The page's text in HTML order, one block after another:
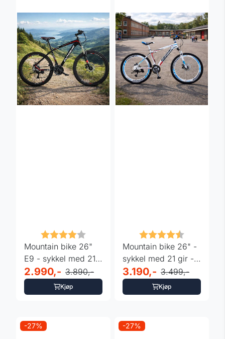
Karakter:
4.0 av 5 mulige
Mountain bike 26"
E9 - sykkel med 21
gir - sort
2.990,- 3.890,-
Kjøp
Karakter:
Mountain bike 26" -
sykkel med 21 gir -
blå og hvit - ...
3.190,- 3.499,-
Kjøp
-27% -27%